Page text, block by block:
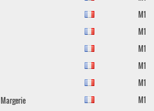
M1
M1
M1
M1
M1
Margerie M1